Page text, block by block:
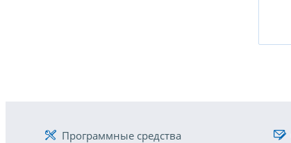
Программные средства